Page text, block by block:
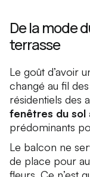
De la mode
terrasse
Le goût d’avoir
changé au fil
résidentiels des
fenêtres du sol
prédominants
Le balcon ne
de place pour